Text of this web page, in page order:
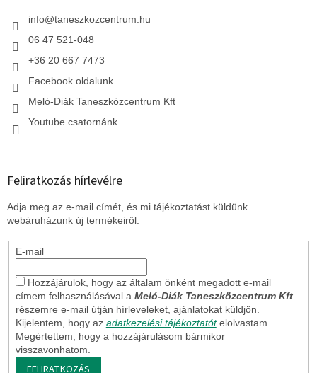
info@taneszkozcentrum.hu
06 47 521-048
+36 20 667 7473
Facebook oldalunk
Meló-Diák Taneszközcentrum Kft
Youtube csatornánk
Feliratkozás hírlevélre
Adja meg az e-mail címét, és mi tájékoztatást küldünk
webáruházunk új termékeiről.
E-mail
Hozzájárulok, hogy az általam önként megadott e-mail
címem felhasználásával a Meló-Diák Taneszközcentrum Kft
részemre e-mail útján hírleveleket, ajánlatokat küldjön.
Kijelentem, hogy az adatkezelési tájékoztatót elolvastam.
Megértettem, hogy a hozzájárulásom bármikor
visszavonhatom.
FELIRATKOZÁS